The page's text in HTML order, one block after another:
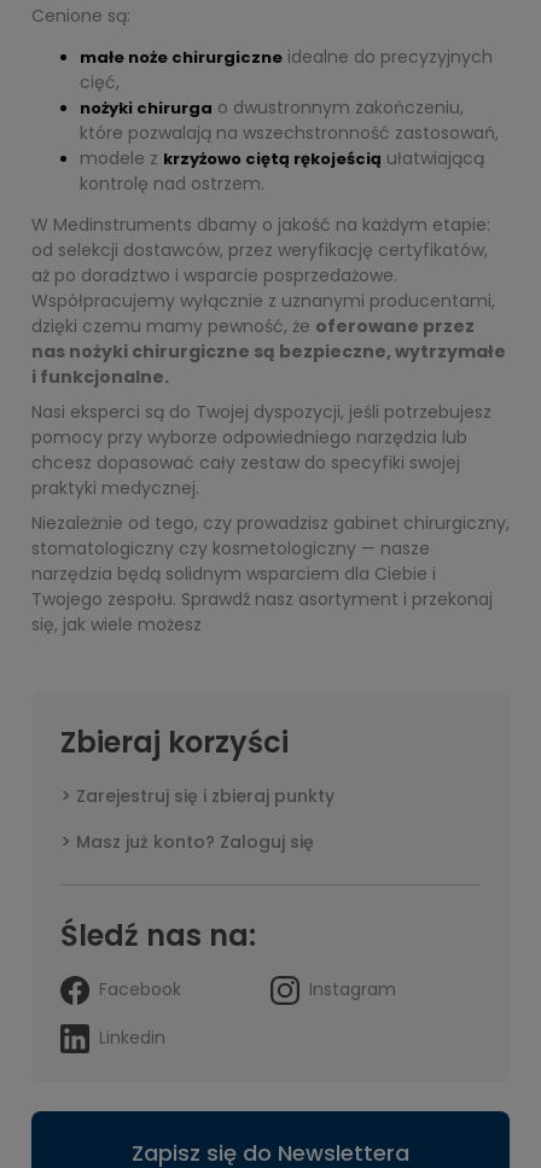
Cenione są:
małe noże chirurgiczne idealne do precyzyjnych
cięć,
nożyki chirurga o dwustronnym zakończeniu,
które pozwalają na wszechstronność zastosowań,
modele z krzyżowo ciętą rękojeścią ułatwiającą
kontrolę nad ostrzem.
W Medinstruments dbamy o jakość na każdym etapie:
od selekcji dostawców, przez weryfikację certyfikatów,
aż po doradztwo i wsparcie posprzedażowe.
Współpracujemy wyłącznie z uznanymi producentami,
dzięki czemu mamy pewność, że oferowane przez
nas nożyki chirurgiczne są bezpieczne, wytrzymałe
i funkcjonalne.
Nasi eksperci są do Twojej dyspozycji, jeśli potrzebujesz
pomocy przy wyborze odpowiedniego narzędzia lub
chcesz dopasować cały zestaw do specyfiki swojej
praktyki medycznej.
Niezależnie od tego, czy prowadzisz gabinet chirurgiczny,
stomatologiczny czy kosmetologiczny — nasze
narzędzia będą solidnym wsparciem dla Ciebie i
Twojego zespołu. Sprawdź nasz asortyment i przekonaj
się, jak wiele możesz
Zbieraj korzyści
Zarejestruj się i zbieraj punkty
Masz już konto? Zaloguj się
Śledź nas na:
Facebook
Instagram
Linkedin
Zapisz się do Newslettera